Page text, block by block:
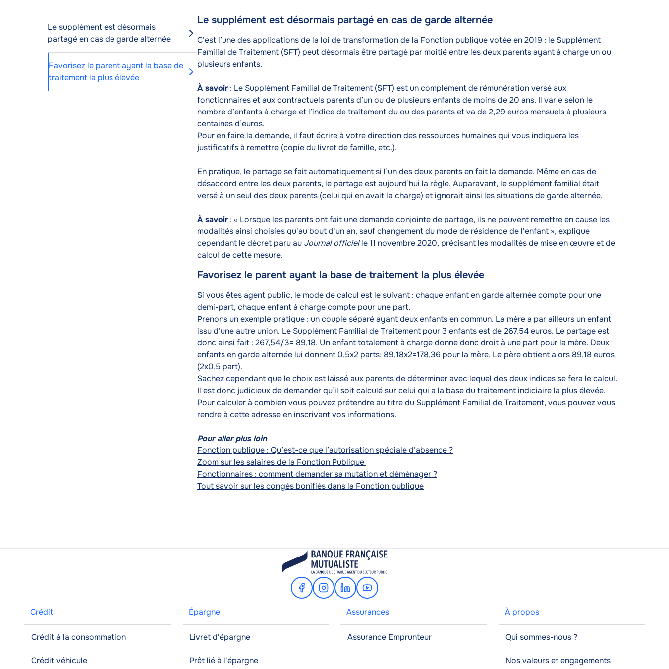
Le supplément est désormais
partagé en cas de garde alternée
Favorisez le parent ayant la base de
traitement la plus élevée
Contenu
l'article
Le supplément est désormais partagé en cas de garde alternée
Texte
C’est l’une des applications de la loi de transformation de la Fonction publique votée en 2019 : le Supplément
Familial de Traitement (SFT) peut désormais être partagé par moitié entre les deux parents ayant à charge un ou
plusieurs enfants.
À savoir: Le Supplément Familial de Traitement (SFT) est un complément de rémunération versé aux
fonctionnaires et aux contractuels parents d’un ou de plusieurs enfants de moins de 20 ans. Il varie selon le
nombre d’enfants à charge et l’indice de traitement du ou des parents et va de 2,29 euros mensuels à plusieurs
centaines d’euros.
Pour en faire la demande, il faut écrire à votre direction des ressources humaines qui vous indiquera les
justificatifs à remettre (copie du livret de famille, etc.).
En pratique, le partage se fait automatiquement si l’un des deux parents en fait la demande. Même en cas de
désaccord entre les deux parents, le partage est aujourd’hui la règle. Auparavant, le supplément familial était
versé à un seul des deux parents (celui qui en avait la charge) et ignorait ainsi les situations de garde alternée.
À savoir: « Lorsque les parents ont fait une demande conjointe de partage, ils ne peuvent remettre en cause les
modalités ainsi choisies qu'au bout d'un an, sauf changement du mode de résidence de l'enfant », explique
cependant le décret paru au Journal officielle 11 novembre 2020, précisant les modalités de mise en œuvre et de
calcul de cette mesure.
Favorisez le parent ayant la base de traitement la plus élevée
Texte
Si vous êtes agent public, le mode de calcul est le suivant : chaque enfant en garde alternée compte pour une
demi-part, chaque enfant à charge compte pour une part.
Prenons un exemple pratique : un couple séparé ayant deux enfants en commun. La mère a par ailleurs un enfant
issu d’une autre union. Le Supplément Familial de Traitement pour 3 enfants est de 267,54 euros. Le partage est
donc ainsi fait : 267,54/3= 89,18. Un enfant totalement à charge donne donc droit à une part pour la mère. Deux
enfants en garde alternée lui donnent 0,5x2 parts: 89,18x2=178,36 pour la mère. Le père obtient alors 89,18 euros
(2x0,5 part).
Sachez cependant que le choix est laissé aux parents de déterminer avec lequel des deux indices se fera le calcul.
Il est donc judicieux de demander qu’il soit calculé sur celui qui a la base du traitement indiciaire la plus élevée.
Pour calculer à combien vous pouvez prétendre au titre du Supplément Familial de Traitement, vous pouvez vous
rendreà cette adresse en inscrivant vos informations.
Pour aller plus loin
Fonction publique : Qu’est-ce que l’autorisation spéciale d’absence ?
Zoom sur les salaires de la Fonction Publique
Fonctionnaires : comment demander sa mutation et déménager ?
Tout savoir sur les congés bonifiés dans la Fonction publique
FacebookInstagram
LinkedinYoutube
Crédit
Crédit à la consommation
Crédit véhicule
Épargne
Livret d'épargne
Prêt lié à l'épargne
Assurances
Assurance Emprunteur
À propos
Qui sommes-nous ?
Nos valeurs et engagements